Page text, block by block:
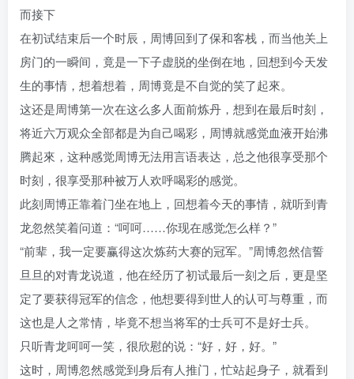
而接下
在初试结束后一个时辰，周博回到了保和客栈，而当他关上
房门的一瞬间，竟是一下子虚脱的坐倒在地，回想到今天发
生的事情，想着想着，周博竟是不自觉的笑了起來。
这还是周博第一次在这么多人面前炼丹，想到在最后时刻，
将近六万观众全部都是为自己喝彩，周博就感觉血液开始沸
腾起來，这种感觉周博无法用言语表达，总之他很享受那个
时刻，很享受那种被万人欢呼喝彩的感觉。
此刻周博正靠着门坐在地上，回想着今天的事情，就听到青
龙忽然笑着问道：“呵呵……你现在感觉怎么样？”
“前辈，我一定要赢得这次炼药大赛的冠军。”周博忽然信誓
旦旦的对青龙说道，他在经历了初试最后一刻之后，更是坚
定了要获得冠军的信念，他想要得到世人的认可与尊重，而
这也是人之常情，毕竟不想当将军的士兵可不是好士兵。
只听青龙呵呵一笑，很欣慰的说：“好，好，好。”
这时，周博忽然感觉到身后有人推门，忙站起身子，就看到